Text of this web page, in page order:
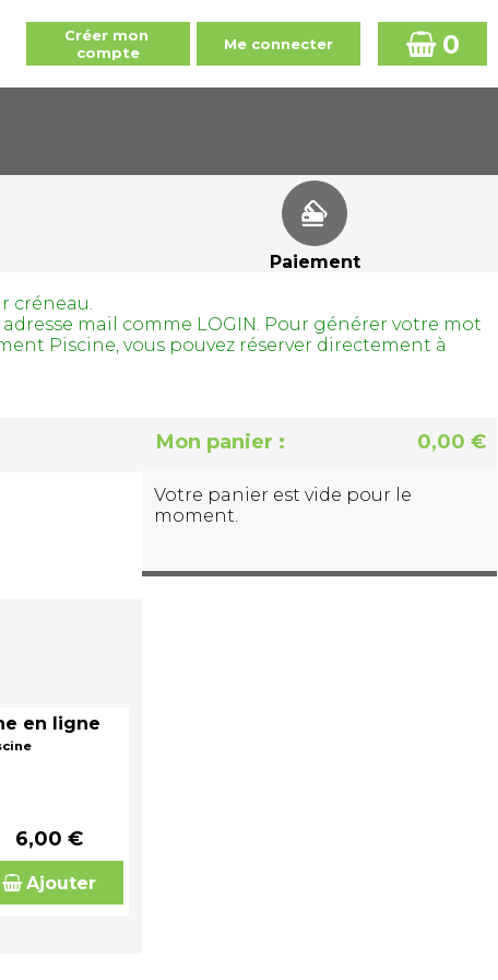
0
Paiement
créneau.
mail comme LOGIN. Pour générer votre mot
Piscine, vous pouvez réserver directement à
en ligne
6,00 €
Ajouter
Mon panier : 0,00 €
Votre panier est vide pour le
moment.